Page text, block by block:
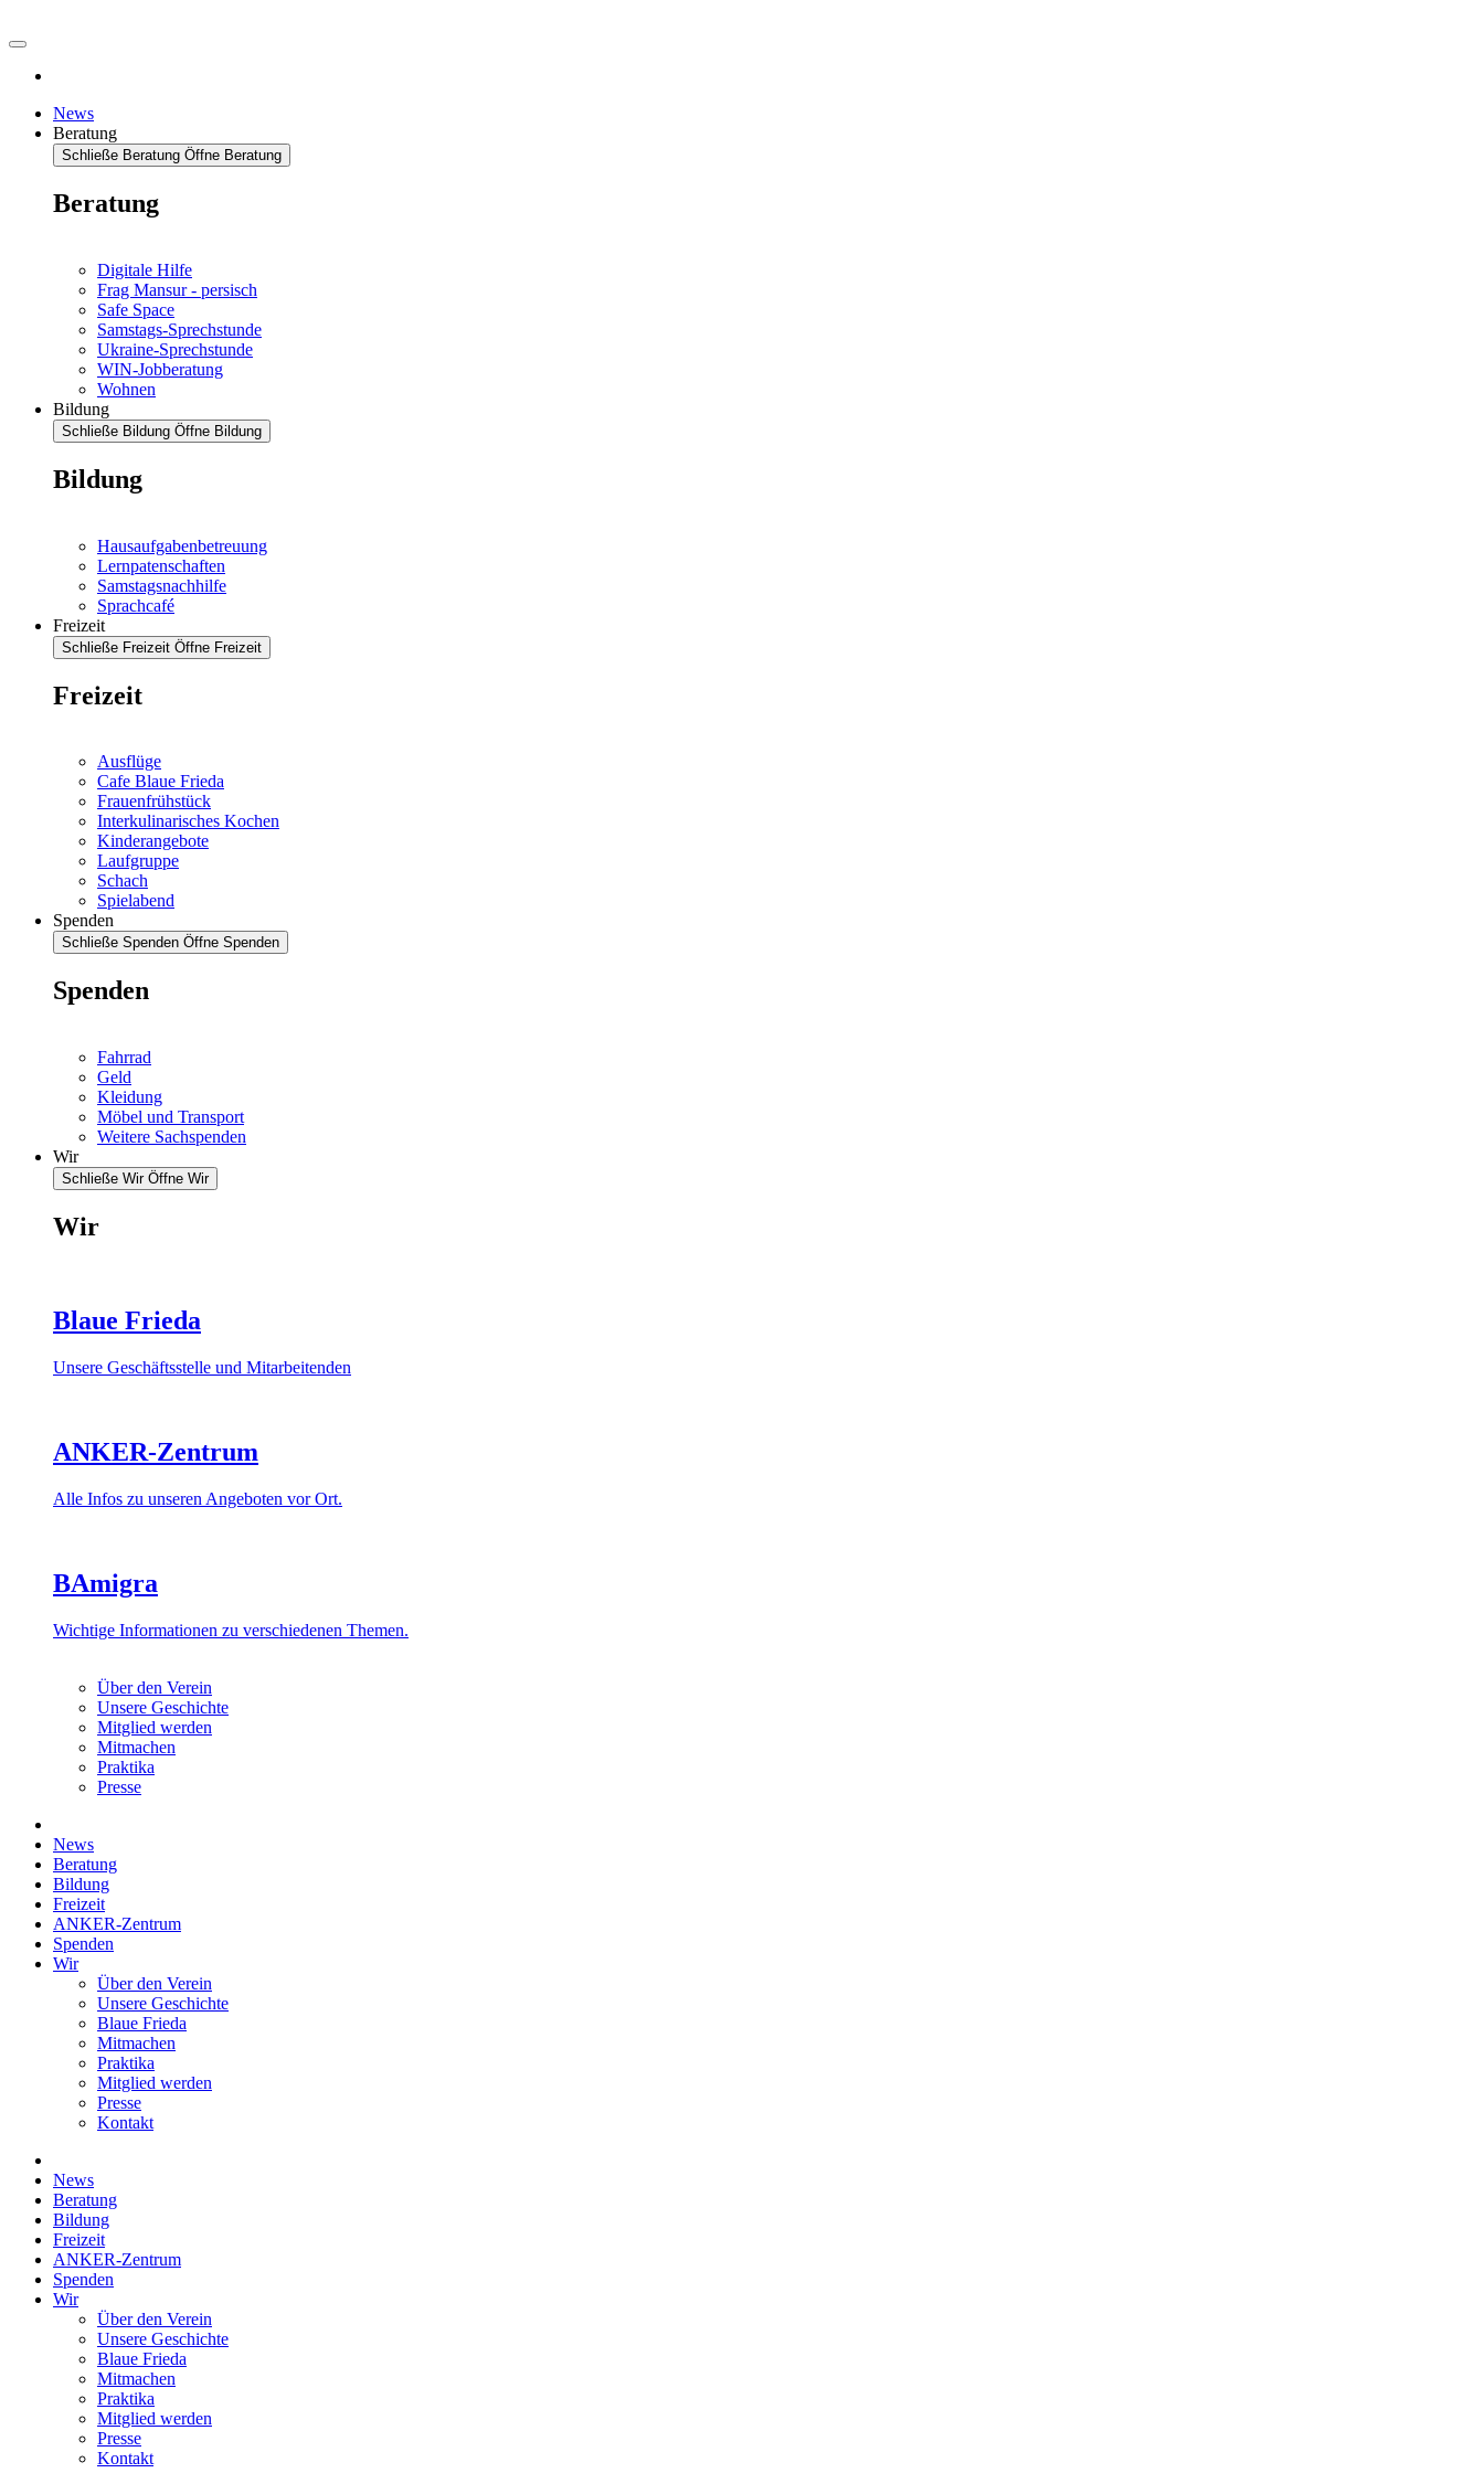
News
Beratung
Schließe Beratung Öffne Beratung
Beratung
Digitale Hilfe
Frag Mansur - persisch
Safe Space
Samstags-Sprechstunde
Ukraine-Sprechstunde
WIN-Jobberatung
Wohnen
Bildung
Schließe Bildung Öffne Bildung
Bildung
Hausaufgabenbetreuung
Lernpatenschaften
Samstagsnachhilfe
Sprachcafé
Freizeit
Schließe Freizeit Öffne Freizeit
Freizeit
Ausflüge
Cafe Blaue Frieda
Frauenfrühstück
Interkulinarisches Kochen
Kinderangebote
Laufgruppe
Schach
Spielabend
Spenden
Schließe Spenden Öffne Spenden
Spenden
Fahrrad
Geld
Kleidung
Möbel und Transport
Weitere Sachspenden
Wir
Schließe Wir Öffne Wir
Wir
Blaue Frieda
Unsere Geschäftsstelle und Mitarbeitenden
ANKER-Zentrum
Alle Infos zu unseren Angeboten vor Ort.
BAmigra
Wichtige Informationen zu verschiedenen Themen.
Über den Verein
Unsere Geschichte
Mitglied werden
Mitmachen
Praktika
Presse
News
Beratung
Bildung
Freizeit
ANKER-Zentrum
Spenden
Wir
Über den Verein
Unsere Geschichte
Blaue Frieda
Mitmachen
Praktika
Mitglied werden
Presse
Kontakt
News
Beratung
Bildung
Freizeit
ANKER-Zentrum
Spenden
Wir
Über den Verein
Unsere Geschichte
Blaue Frieda
Mitmachen
Praktika
Mitglied werden
Presse
Kontakt